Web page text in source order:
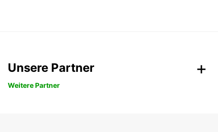
Unsere Partner
Weitere Partner